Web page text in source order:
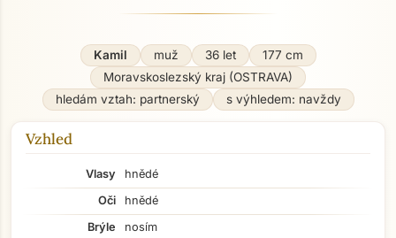
Kamil muž 36 let
177 cm
Moravskoslezský kraj (OSTRAVA)
hledám vztah: partnerský
s výhledem: navždy
Vzhled
Vlasy
hnědé
Oči
hnědé
Brýle
nosím